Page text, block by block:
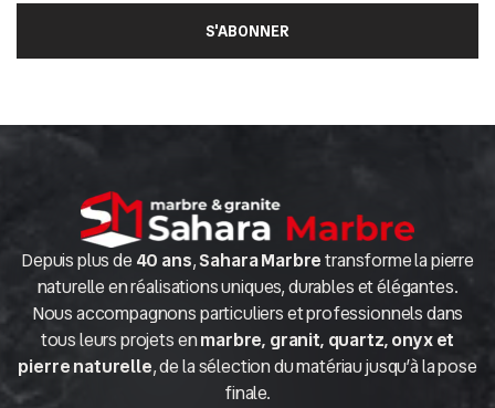
S'ABONNER
Depuis plus de 40 ans,Sahara Marbretransforme la pierre
naturelle en réalisations uniques, durables et élégantes.
Nous accompagnons particuliers et professionnels dans
tous leurs projets enmarbre, granit, quartz, onyx et
pierre naturelle, de la sélection du matériau jusqu’à la pose
finale.